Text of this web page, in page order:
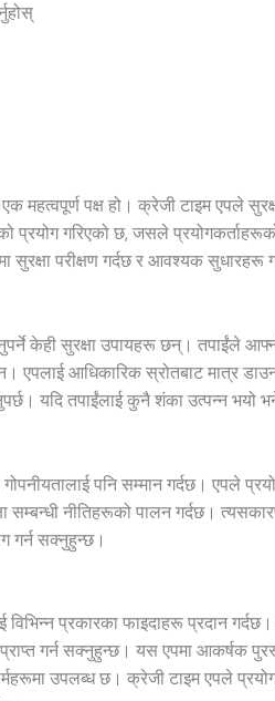
महत्वपूर्ण पक्ष हो। क्रेजी टाइम एपले
प्रयोग गरिएको छ, जसले
सुरक्षा परीक्षण गर्दछ र आवश्यक सुधारहरू
केही सुरक्षा उपायहरू छन्। तपाईंले
एपलाई आधिकारिक स्रोतबाट मात्र
यदि तपाईंलाई कुनै शंका उत्पन्न भयो
पनि सम्मान गर्दछ। एपले
सम्बन्धी नीतिहरूको पालन गर्दछ।
गर्न सक्नुहुन्छ।
प्रकारका फाइदाहरू प्रदान
गर्न सक्नुहुन्छ। यस एपमा आकर्षक
उपलब्ध छ। क्रेजी टाइम एपले